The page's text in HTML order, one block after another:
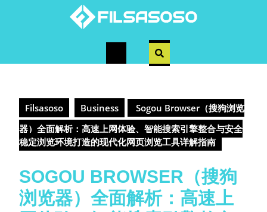
Open
Filsasoso Business
Sogou Browser（搜狗浏览
器）全面解析：高速上网体验、智能搜索引擎整合与安全
稳定浏览环境打造的现代化网页浏览工具详解指南
SOGOU BROWSER（搜狗
浏览器）全面解析：高速上